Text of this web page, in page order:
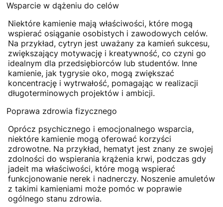
Wsparcie w dążeniu do celów
Niektóre kamienie mają właściwości, które mogą
wspierać osiąganie osobistych i zawodowych celów.
Na przykład, cytryn jest uważany za kamień sukcesu,
zwiększający motywację i kreatywność, co czyni go
idealnym dla przedsiębiorców lub studentów. Inne
kamienie, jak tygrysie oko, mogą zwiększać
koncentrację i wytrwałość, pomagając w realizacji
długoterminowych projektów i ambicji.
Poprawa zdrowia fizycznego
Oprócz psychicznego i emocjonalnego wsparcia,
niektóre kamienie mogą oferować korzyści
zdrowotne. Na przykład, hematyt jest znany ze swojej
zdolności do wspierania krążenia krwi, podczas gdy
jadeit ma właściwości, które mogą wspierać
funkcjonowanie nerek i nadnerczy. Noszenie amuletów
z takimi kamieniami może pomóc w poprawie
ogólnego stanu zdrowia.